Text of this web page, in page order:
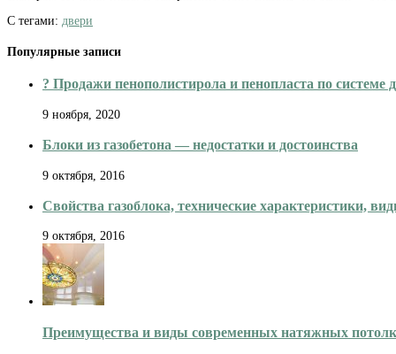
С тегами: двери
Популярные записи
? Продажи пенополистирола и пенопласта по системе
9 ноября, 2020
Блоки из газобетона — недостатки и достоинства
9 октября, 2016
Свойства газоблока, технические характеристики,
9 октября, 2016
Преимущества и виды современных натяжных